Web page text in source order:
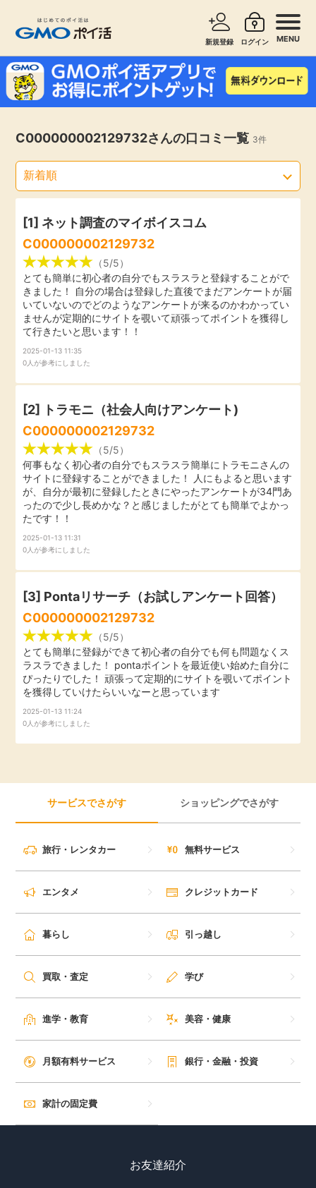
新規登録 ログイン MENU
お知らせ
新着
高還元
無料
即日還元
アンケート
ゲーム
買い物
モニター
ポイ活お得情報
カード比較
毎日ゲット
特集一覧
サービスで探す ショッピングで探す
旅行・レンタカー
エンタメ
クレジットカード
暮らし
引っ越し
学び
進学・教育
美容・健康
家計の固定費
C000000002129732さんの口コミ一覧 3件
[1] ネット調査のマイボイスコム
C000000002129732
（5/5）
とても簡単に初心者の自分でもスラスラと登録することがで
きました！ 自分の場合は登録した直後でまだアンケートが届
いていないのでどのようなアンケートが来るのかわかってい
ませんが定期的にサイトを覗いて頑張ってポイントを獲得し
て行きたいと思います！！
2025-01-13 11:35
0人が参考にしました
[2]
トラモニ（社会人向けアンケート)
C000000002129732
（5/5）
何事もなく初心者の自分でもスラスラ簡単にトラモニさんの
サイトに登録することができました！ 人にもよると思います
が、自分が最初に登録したときにやったアンケートが34門あ
ったので少し長めかな？と感じましたがとても簡単でよかっ
たです！！
2025-01-13 11:31
0人が参考にしました
[3] Pontaリサーチ（お試しアンケート回答）
C000000002129732
（5/5）
とても簡単に登録ができて初心者の自分でも何も問題なくス
ラスラできました！ pontaポイントを最近使い始めた自分に
ぴったりでした！ 頑張って定期的にサイトを覗いてポイント
を獲得していけたらいいなーと思っています
2025-01-13 11:24
0人が参考にしました
サービスでさがす ショッピングでさがす
旅行・レンタカー 無料サービス
エンタメ クレジットカード
暮らし 引っ越し
買取・査定 学び
進学・教育 美容・健康
月額有料サービス 銀行・金融・投資
家計の固定費
お友達紹介